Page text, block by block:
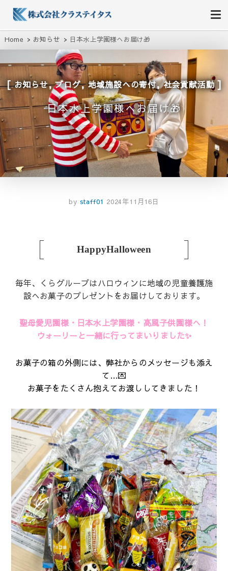
株式会社クラステイタス
地域のコミュニティーを大切にする企業
Home お知らせ 日本水上学園様へお届け🎁
お知らせ,ブログ,地域施設への寄付,社会貢献活動
日本水上学園様へお届け🎁
by staff01 2024年11月16日
HappyHalloween
毎年、くらグループはハロウィンに地域の児童養護施
設へお菓子のプレゼントをお届けしております。
聖母愛児園様・日本水上学園様・高風子供園様へ！
ウォーリーと一緒に行ってまいりました✨
お菓子の箱の外側には、弊社からのメッセージも添え
て…💌
お菓子をたくさん抱えてお渡ししてきました！